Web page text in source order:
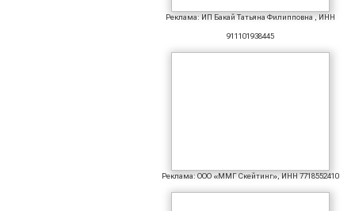
Реклама: ИП Бакай Татьяна Филипповна , ИНН
911101938445
Реклама: ООО «ММГ Скейтинг», ИНН 7718552410